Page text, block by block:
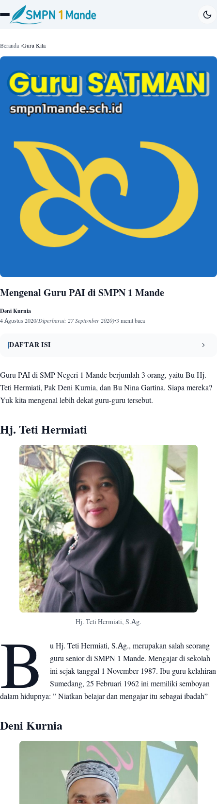
Beranda Guru Kita
Mengenal Guru PAI di SMPN 1 Mande
Deni Kurnia
4 Agustus 2020(Diperbarui: 27 September 2020)•3 menit baca
DAFTAR ISI
Hj. Teti Hermiati
2 Deni Kurnia
Nina Gartina
4 Sekilas Materi PAI di Kelas 7 SMPN 1 Mande
Sekilas Materi PAI di Kelas 8 SMPN 1 Mande
Sekilas Materi PAI di Kelas 9 SMPN 1 Mande
Guru PAI di SMP Negeri 1 Mande berjumlah 3 orang, yaitu Bu Hj.
Teti Hermiati, Pak Deni Kurnia, dan Bu Nina Gartina. Siapa mereka?
Yuk kita mengenal lebih dekat guru-guru tersebut.
Hj. Teti Hermiati
Hj. Teti Hermiati, S.Ag.
B
u Hj. Teti Hermiati, S.Ag., merupakan salah seorang
guru senior di SMPN 1 Mande. Mengajar di sekolah
ini sejak tanggal 1 November 1987. Ibu guru kelahiran
Sumedang, 25 Februari 1962 ini memiliki semboyan
dalam hidupnya: ” Niatkan belajar dan mengajar itu sebagai ibadah”
Deni Kurnia